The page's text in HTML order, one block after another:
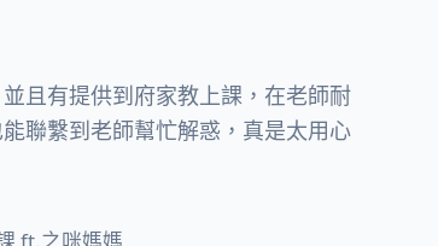
且有提供到府家教上課，在老師耐
聯繫到老師幫忙解惑，真是太用心